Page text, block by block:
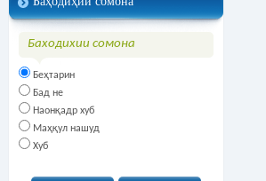
Баходихии сомона
Беҳтарин
Бад не
Наонқадр хуб
Маҳқул нашуд
Хуб